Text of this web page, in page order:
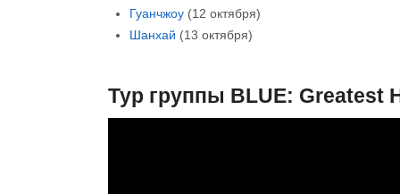
Гуанчжоу (12 октября)
Шанхай (13 октября)
Тур группы BLUE: Greatest